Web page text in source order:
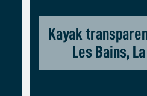
Kayak
Les Bains,